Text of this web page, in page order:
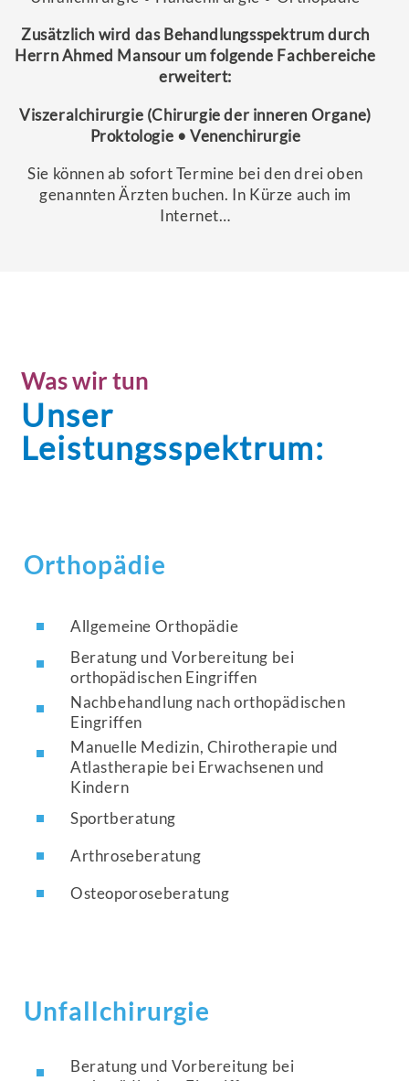
Zusätzlich wird das Behandlungsspektrum durch
Herrn Ahmed Mansour um folgende Fachbereiche
erweitert:
Viszeralchirurgie (Chirurgie der inneren Organe)
Proktologie • Venenchirurgie
Sie können ab sofort Termine bei den drei oben
genannten Ärzten buchen. In Kürze auch im
Internet…
Was wir tun
Unser
Leistungsspektrum:
Orthopädie
Allgemeine Orthopädie
Beratung und Vorbereitung bei
orthopädischen Eingriffen
Nachbehandlung nach orthopädischen
Eingriffen
Manuelle Medizin, Chirotherapie und
Atlastherapie bei Erwachsenen und
Kindern
Sportberatung
Arthroseberatung
Osteoporoseberatung
Unfallchirurgie
Beratung und Vorbereitung bei